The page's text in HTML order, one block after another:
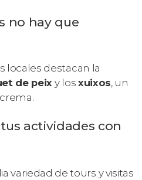
no hay que
locales destacan la
de peix y los xuixos, un
actividades con
variedad de tours y visitas